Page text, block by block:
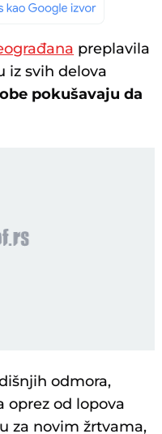
preplavila
iz svih delova
pokušavaju da
odmora,
oprez od lopova
za novim žrtvama,